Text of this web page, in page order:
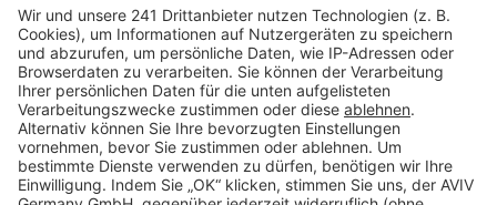
Jetzt Infos anfordern
Standorte in Ihrer Nähe